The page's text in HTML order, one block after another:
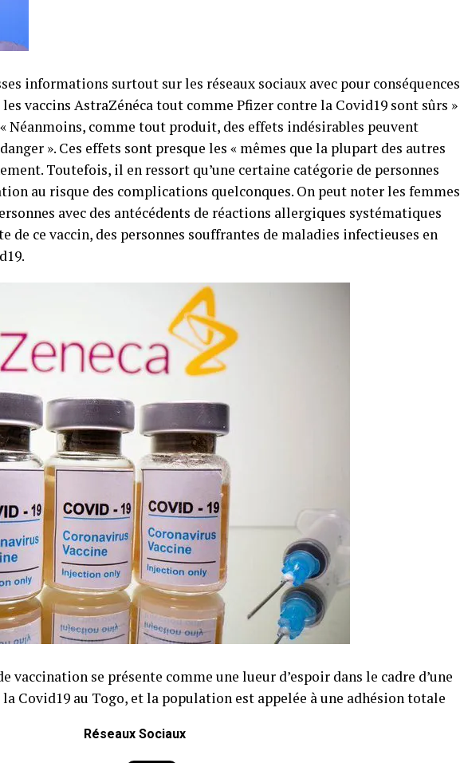
informations surtout sur les réseaux sociaux avec pour conséquences
vaccins AstraZénéca tout comme Pfizer contre la Covid19 sont sûrs »
Néanmoins, comme tout produit, des effets indésirables peuvent
». Ces effets sont presque les « mêmes que la plupart des autres
Toutefois, il en ressort qu’une certaine catégorie de personnes
au risque des complications quelconques. On peut noter les femmes
avec des antécédents de réactions allergiques systématiques
de ce vaccin, des personnes souffrantes de maladies infectieuses en
vaccination se présente comme une lueur d’espoir dans le cadre d’une
Covid19 au Togo, et la population est appelée à une adhésion totale
Réseaux Sociaux